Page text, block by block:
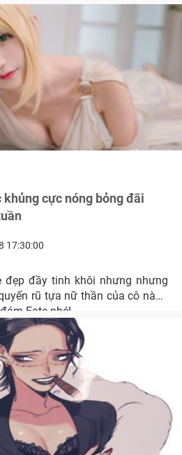
cực nóng bỏng đãi
17:30:00
đẹp đầy tinh khôi nhưng nhưng
rũ tựa nữ thần của cô nàng
Fate nhé!